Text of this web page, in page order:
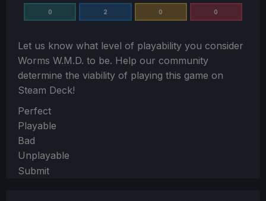
0 2 0 0
Let us know what level of playability you consider
Worms W.M.D. to be. Help our community
determine the viability of playing this game on
Steam Deck!
Section
Perfect
Playable
Bad
Unplayable
Submit